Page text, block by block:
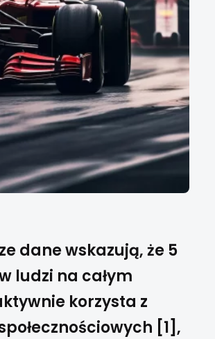
dane wskazują, że 5
ludzi na całym
korzysta z
[1],